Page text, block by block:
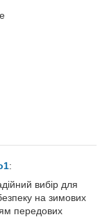
:
вибір для
на зимових
передових